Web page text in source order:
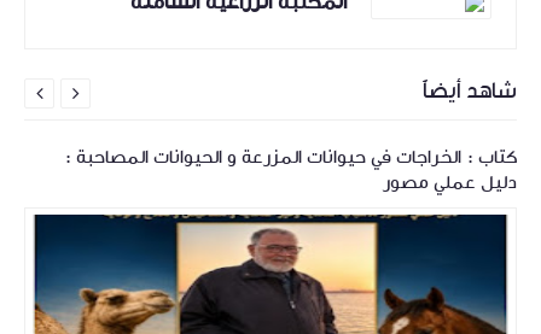
شاهد أيضاً
كتاب : الخراجات في حيوانات المزرعة و الحيوانات المصاحبة :
دليل عملي مصور

